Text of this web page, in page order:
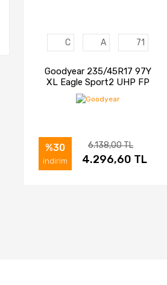
C A 71
Goodyear 235/45R17 97Y
XL Eagle Sport2 UHP FP
Otomobil Yaz Lastiği (2025)
%30
indirim
6.138,00 TL
4.296,60 TL
İNCELE SATIN AL